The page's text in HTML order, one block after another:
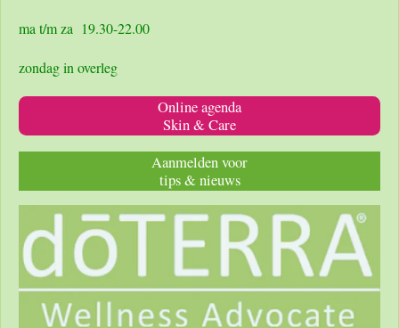
m
ma t/m za 19.30-22.00
zondag in overleg
Online agenda
Skin & Care
Aanmelden voor
tips & nieuws